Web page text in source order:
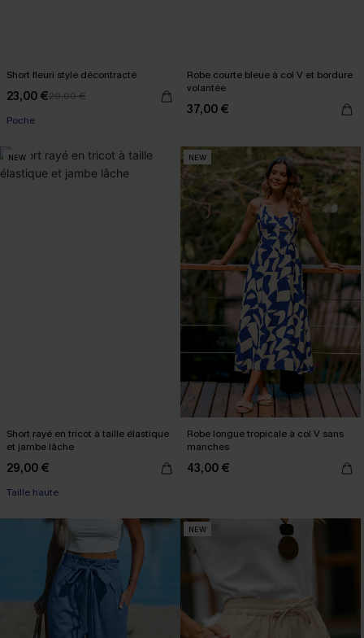
Short fleuri style décontracté
23,00 €29,00 €
Poche
Robe courte bleue à col V et bordure
volantée
37,00 €
NEW
Short rayé en tricot à taille élastique
et jambe lâche
29,00 €
Taille haute
NEW
Robe longue tropicale à col V sans
manches
43,00 €
NEW